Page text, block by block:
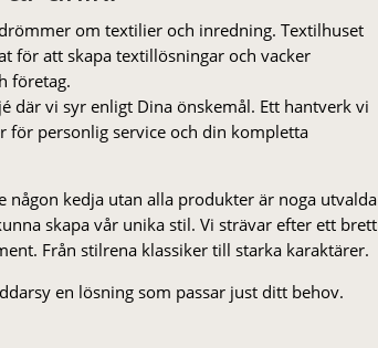
om textilier och inredning. Textilhuset
för att skapa textillösningar och vacker
företag.
där vi syr enligt Dina önskemål. Ett hantverk vi
för personlig service och din kompletta
någon kedja utan alla produkter är noga utvalda
skapa vår unika stil. Vi strä­var efter ett brett
Från stil­rena klas­siker till starka karaktärer.
en lösning som passar just ditt behov.